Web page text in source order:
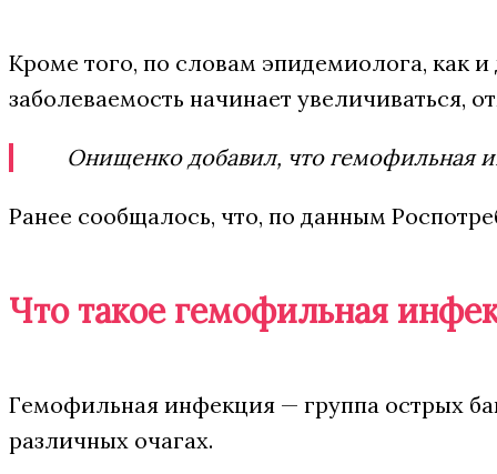
Кроме того, по словам эпидемиолога, как
заболеваемость начинает увеличиваться,
Онищенко добавил, что гемофильная
Ранее сообщалось, что, по данным
Что такое гемофильная
Гемофильная инфекция — группа острых
различных очагах.